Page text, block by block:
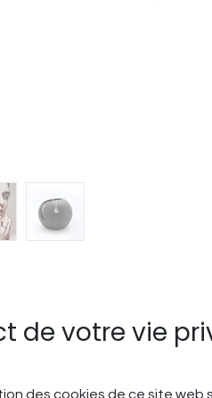
de votre vie
des cookies de ce site web